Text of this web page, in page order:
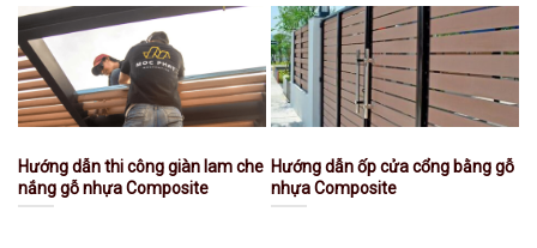
Hướng dẫn thi công giàn lam che
nắng gỗ nhựa Composite
Hướng dẫn ốp cửa cổng bằng gỗ
nhựa Composite